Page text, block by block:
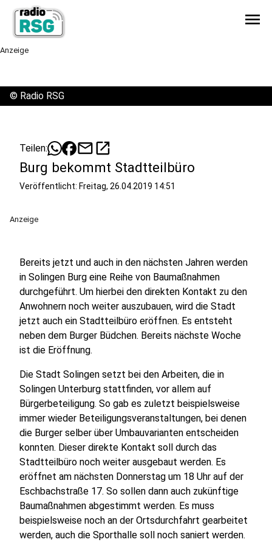
menu
Anzeige
© Radio RSG
Teilen: mailopen_in_new
Burg bekommt Stadtteilbüro
Veröffentlicht: Freitag, 26.04.2019 14:51
Anzeige
Bereits jetzt und auch in den nächsten Jahren werden
in Solingen Burg eine Reihe von Baumaßnahmen
durchgeführt. Um hierbei den direkten Kontakt zu den
Anwohnern noch weiter auszubauen, wird die Stadt
jetzt auch ein Stadtteilbüro eröffnen. Es entsteht
neben dem Burger Büdchen. Bereits nächste Woche
ist die Eröffnung.
Die Stadt Solingen setzt bei den Arbeiten, die in
Solingen Unterburg stattfinden, vor allem auf
Bürgerbeteiligung. So gab es zuletzt beispielsweise
immer wieder Beteiligungsveranstaltungen, bei denen
die Burger selber über Umbauvarianten entscheiden
konnten. Dieser direkte Kontakt soll durch das
Stadtteilbüro noch weiter ausgebaut werden. Es
eröffnet am nächsten Donnerstag um 18 Uhr auf der
Eschbachstraße 17. So sollen dann auch zukünftige
Baumaßnahmen abgestimmt werden. Es muss
beispielsweise noch an der Ortsdurchfahrt gearbeitet
werden, auch die Sporthalle soll noch saniert werden.